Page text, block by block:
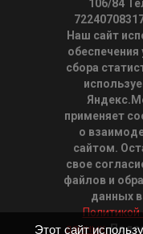
106/84
Наш сайт
сбора
применяет
о
сайтом.
свое
файлов и
данных
Политикой
данных.
Этот сайт